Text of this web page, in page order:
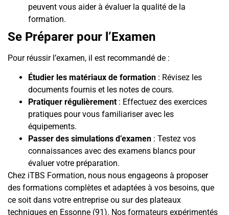
peuvent vous aider à évaluer la qualité de la
formation.
Se Préparer pour l’Examen
Pour réussir l’examen, il est recommandé de :
Étudier les matériaux de formation : Révisez les
documents fournis et les notes de cours.
Pratiquer régulièrement : Effectuez des exercices
pratiques pour vous familiariser avec les
équipements.
Passer des simulations d’examen : Testez vos
connaissances avec des examens blancs pour
évaluer votre préparation.
Chez iTBS Formation, nous nous engageons à proposer
des formations complètes et adaptées à vos besoins, que
ce soit dans votre entreprise ou sur des plateaux
techniques en Essonne (91). Nos formateurs expérimentés